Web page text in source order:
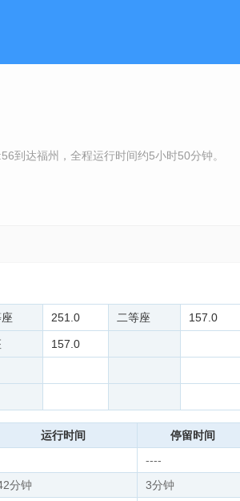
到达福州，全程运行时间约5小时50分钟。
251.0 二等座 157.0
157.0
运行时间
停留时间
----
分钟
3分钟